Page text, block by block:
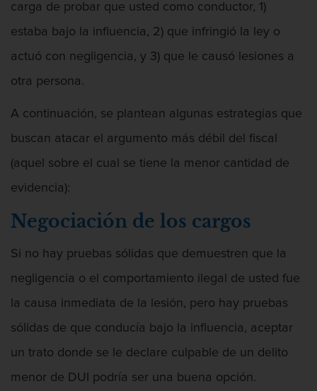
carga de probar que usted como conductor, 1)
estaba bajo la influencia, 2) que infringió la ley o
actuó con negligencia, y 3) que le causó lesiones a
otra persona.
A continuación, se plantean algunas estrategias que
buscan atacar el argumento más débil del fiscal
(aquel sobre el cual se tiene la menor cantidad de
evidencia):
Negociación de los cargos
Si no hay pruebas sólidas que demuestren que la
negligencia o el comportamiento ilegal de usted fue
la causa inmediata de la lesión, pero hay pruebas
sólidas de que conducía bajo la influencia, aceptar
un trato donde se le declare culpable de un delito
menor de DUI podría ser una buena opción.
Asalto Contra Un Funcionario Público
Asalto y Agresión
Audiencia Administrativa del DMV
Audiencias de Disposición